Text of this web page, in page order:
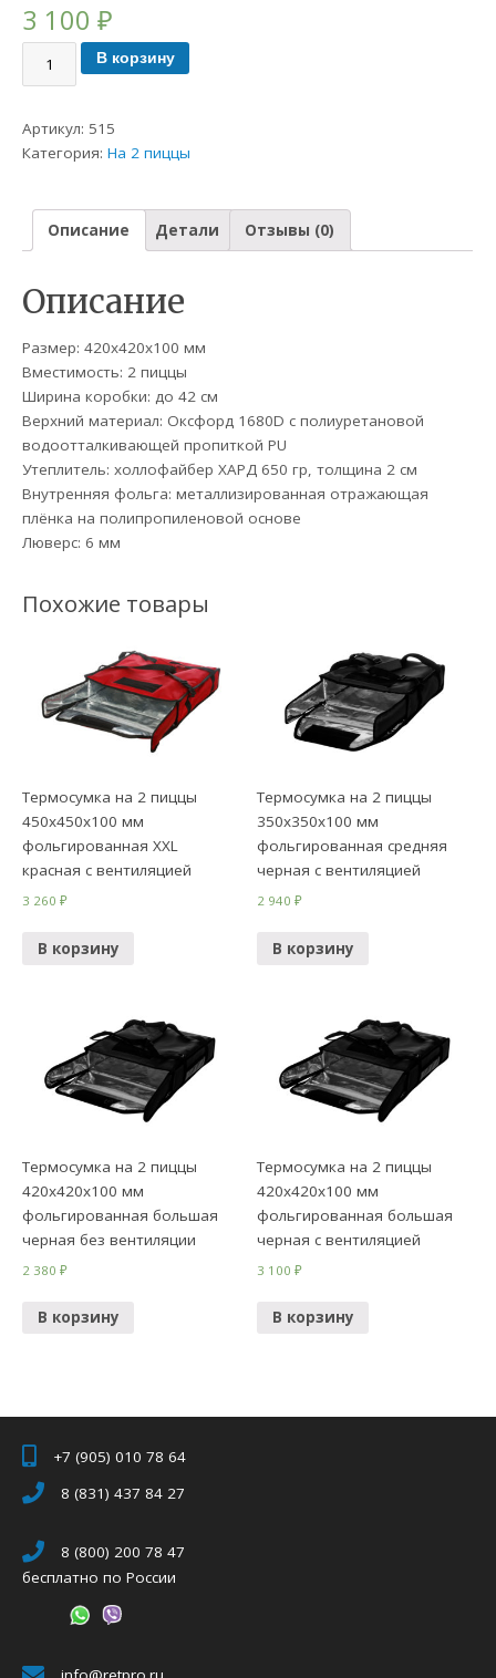
3 100₽
В корзину
Артикул: 515
Категория:На 2 пиццы
Описание Детали Отзывы (0)
Описание
Размер: 420х420х100 мм
Вместимость: 2 пиццы
Ширина коробки: до 42 см
Верхний материал: Оксфорд 1680D c полиуретановой
водоотталкивающей пропиткой PU
Утеплитель: холлофайбер ХАРД 650 гр, толщина 2 см
Внутренняя фольга: металлизированная отражающая
плёнка на полипропиленовой основе
Люверс: 6 мм
Похожие товары
Термосумка на 2 пиццы
450х450х100 мм
фольгированная XXL
красная с вентиляцией
3 260₽
В корзину
Термосумка на 2 пиццы
350х350х100 мм
фольгированная средняя
черная с вентиляцией
2 940₽
В корзину
Термосумка на 2 пиццы
420х420х100 мм
фольгированная большая
черная без вентиляции
2 380₽
В корзину
Термосумка на 2 пиццы
420х420х100 мм
фольгированная большая
черная с вентиляцией
3 100₽
В корзину
+7 (905) 010 78 64
8 (831) 437 84 27
8 (800) 200 78 47
бесплатно по России